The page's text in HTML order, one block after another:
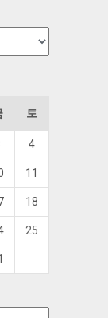
토
4
11
18
25